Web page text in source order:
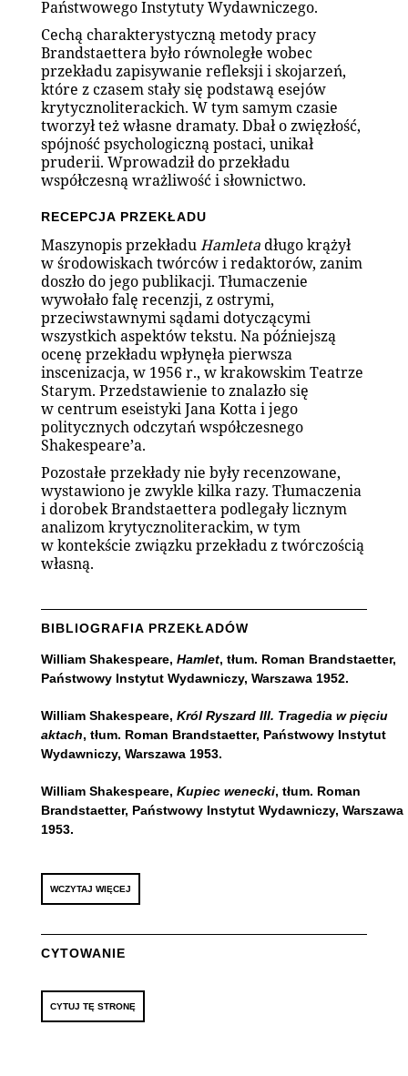
Państwowego Instytuty Wydawniczego.
Cechą charakterystyczną metody pracy
Brandstaettera było równoległe wobec
przekładu zapisywanie refleksji i skojarzeń,
które z czasem stały się podstawą esejów
krytycznoliterackich. W tym samym czasie
tworzył też własne dramaty. Dbał o zwięzłość,
spójność psychologiczną postaci, unikał
pruderii. Wprowadził do przekładu
współczesną wrażliwość i słownictwo.
RECEPCJA PRZEKŁADU
Maszynopis przekładuHamletadługo krążył
w środowiskach twórców i redaktorów, zanim
doszło do jego publikacji. Tłumaczenie
wywołało falę recenzji, z ostrymi,
przeciwstawnymi sądami dotyczącymi
wszystkich aspektów tekstu. Na późniejszą
ocenę przekładu wpłynęła pierwsza
inscenizacja, w 1956 r., w krakowskim Teatrze
Starym. Przedstawienie to znalazło się
w centrum eseistyki Jana Kotta i jego
politycznych odczytań współczesnego
Shakespeare’a.
Pozostałe przekłady nie były recenzowane,
wystawiono je zwykle kilka razy. Tłumaczenia
i dorobek Brandstaettera podlegały licznym
analizom krytycznoliterackim, w tym
w kontekście związku przekładu z twórczością
własną.
BIBLIOGRAFIA PRZEKŁADÓW
William Shakespeare, Hamlet, tłum. Roman Brandstaetter,
Państwowy Instytut Wydawniczy, Warszawa 1952.
William Shakespeare, Król Ryszard III. Tragedia w pięciu
aktach, tłum. Roman Brandstaetter, Państwowy Instytut
Wydawniczy, Warszawa 1953.
William Shakespeare, Kupiec wenecki, tłum. Roman
Brandstaetter, Państwowy Instytut Wydawniczy, Warszawa
1953.
WCZYTAJ WIĘCEJ
CYTOWANIE
CYTUJ TĘ STRONĘ